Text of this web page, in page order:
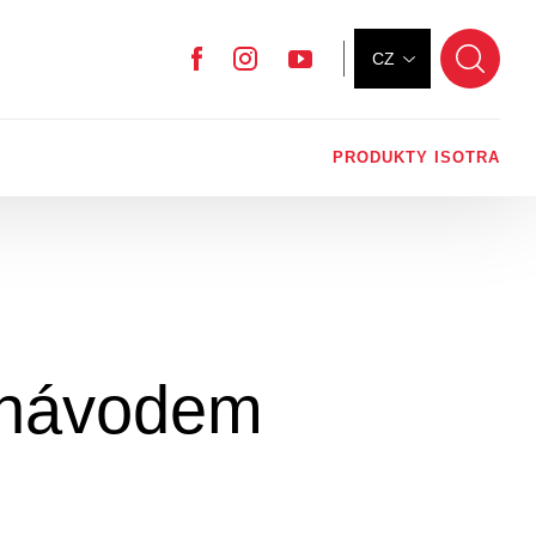
CZ
YouTube
Instagram
Facebook
PRODUKTY ISOTRA